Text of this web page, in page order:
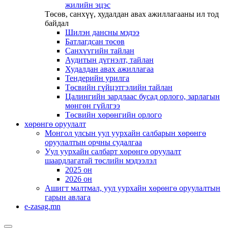
жилийн эцэс
Төсөв, санхүү, худалдан авах ажиллагааны ил тод
байдал
Шилэн дансны мэдээ
Батлагдсан төсөв
Санхүүгийн тайлан
Аудитын дүгнэлт, тайлан
Худалдан авах ажиллагаа
Тендерийн урилга
Төсвийн гүйцэтгэлийн тайлан
Цалингийн зардлаас бусад орлого, зарлагын
мөнгөн гүйлгээ
Төсвийн хөрөнгийн орлого
хөрөнгө оруулалт
Монгол улсын уул уурхайн салбарын хөрөнгө
оруулалтын орчны судалгаа
Уул уурхайн салбарт хөрөнгө оруулалт
шаардлагатай төслийн мэдээлэл
2025 он
2026 он
Ашигт малтмал, уул уурхайн хөрөнгө оруулалтын
гарын авлага
e-zasag.mn